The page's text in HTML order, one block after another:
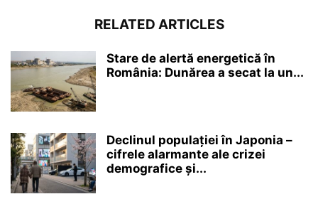
RELATED ARTICLES
Stare de alertă energetică în
România: Dunărea a secat la un...
Declinul populației în Japonia –
cifrele alarmante ale crizei
demografice și...